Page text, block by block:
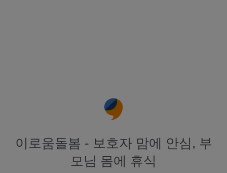
이로움돌봄 - 보호자 맘에 안심, 부
모님 몸에 휴식